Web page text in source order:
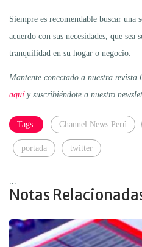
Siempre es recomendable buscar una
acuerdo con sus necesidades, que sea
tranquilidad en su hogar o negocio.
Mantente conectado a nuestra revista
aquíy suscribiéndote a nuestro
Tags: Channel News Perú
portada twitter
Notas